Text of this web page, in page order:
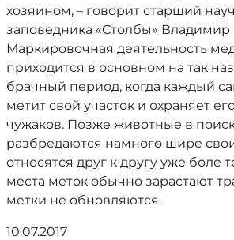
хозяином, – говорит старший
заповедника «Столбы» Владимир
Маркировочная деятельность
приходится в основном на так
брачный период, когда каждый
метит свой участок и охраняет
чужаков. Позже животные в
разбредаются намного шире
относятся друг к другу уже боле
места меток обычно зарастают
метки не обновляются.
10.07.2017